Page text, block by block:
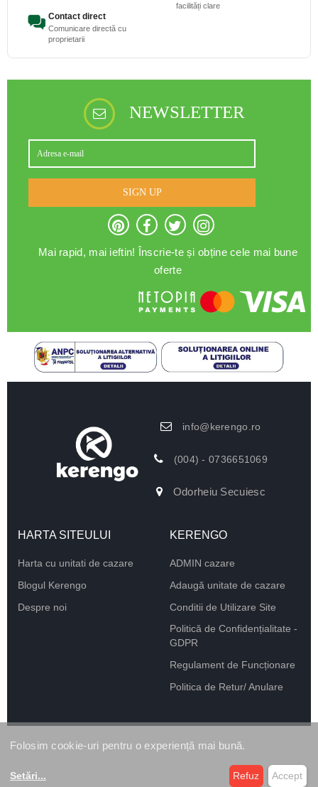
facilități clare
Contact direct
Comunicare directă cu
proprietarii
NEWSLETTER
SIGN UP
Mai rapid, mai ieftin! Înscrie-te și obține cele mai bune
oferte
info@kerengo.ro
(004) - 0736651069
Odorheiu Secuiesc
HARTA SITEULUI
Harta cu unitati de cazare
Blogul Kerengo
Despre noi
KERENGO
ADMIN cazare
Adaugă unitate de cazare
Conditii de Utilizare Site
Politică de Confidențialitate -
GDPR
Regulament de Funcționare
Politica de Retur/ Anulare
Folosim cookie-uri pentru o experiență mai bună.
Setări... Refuz Accept